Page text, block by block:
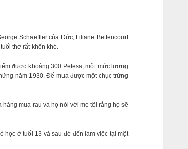
Schaeffler của Đức, Liliane Bettencourt
thơ rất khốn khó.
được khoảng 300 Petesa, một mức lương
năm 1930. Để mua được một chục trứng
mua rau và họ nói với mẹ tôi rằng họ sẽ
học ở tuổi 13 và sau đó đến làm việc tại một